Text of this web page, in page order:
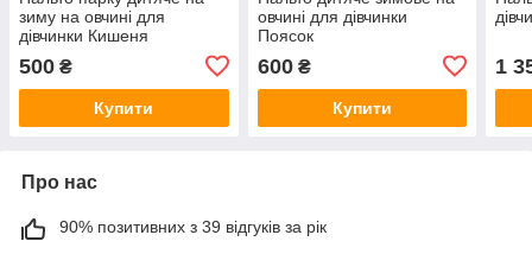
зиму на овчині для
дівчинки Кишеня
500 ₴
Купити
овчині для дівчинки
Поясок
600₴
Купити
1
Про нас
90% позитивних з 39 відгуків за рік